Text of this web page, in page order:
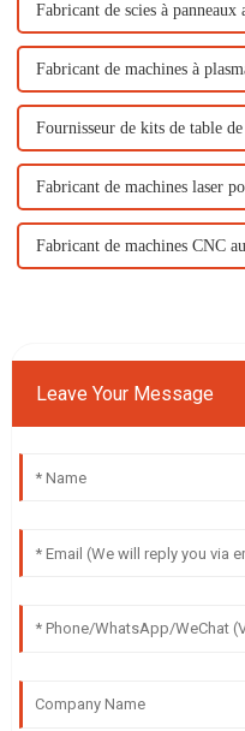
Fabricant de scies à panneaux
Fabricant de machines à
Fournisseur de kits de table
Fabricant de machines laser
Fabricant de machines CNC
Leave Your Message